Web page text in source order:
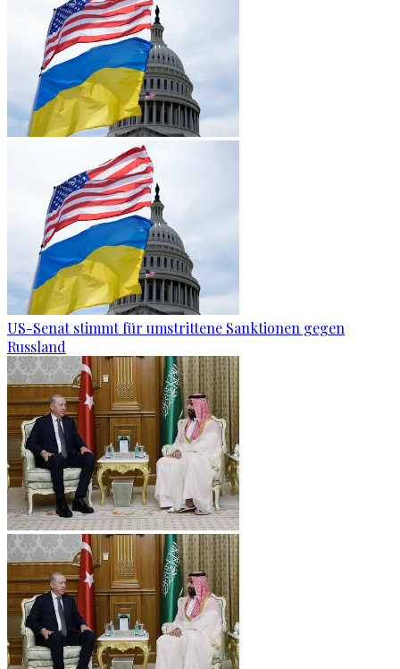
US-Senat stimmt für umstrittene Sanktionen gegen
Russland